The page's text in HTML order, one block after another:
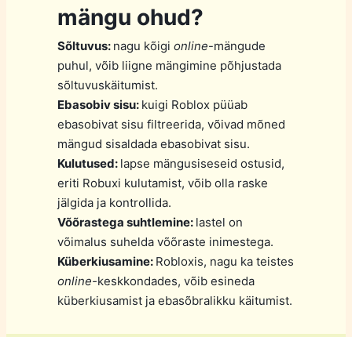
mängu ohud?
Sõltuvus: nagu kõigi online-mängude
puhul, võib liigne mängimine põhjustada
sõltuvuskäitumist.
Ebasobiv sisu: kuigi Roblox püüab
ebasobivat sisu filtreerida, võivad mõned
mängud sisaldada ebasobivat sisu.
Kulutused: lapse mängusiseseid ostusid,
eriti Robuxi kulutamist, võib olla raske
jälgida ja kontrollida.
Võõrastega suhtlemine: lastel on
võimalus suhelda võõraste inimestega.
Küberkiusamine: Robloxis, nagu ka teistes
online-keskkondades, võib esineda
küberkiusamist ja ebasõbralikku käitumist.